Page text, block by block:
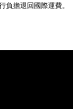
擔退回國際運費。